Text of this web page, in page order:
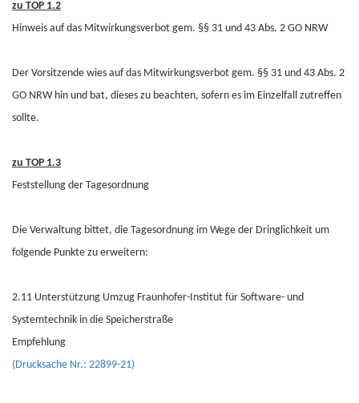
zu TOP 1.2
Hinweis auf das Mitwirkungsverbot gem. §§ 31 und 43 Abs. 2 GO NRW
Der Vorsitzende wies auf das Mitwirkungsverbot gem. §§ 31 und 43 Abs. 2
GO NRW hin und bat, dieses zu beachten, sofern es im Einzelfall zutreffen
sollte.
zu TOP 1.3
Feststellung der Tagesordnung
Die Verwaltung bittet, die Tagesordnung im Wege der Dringlichkeit um
folgende Punkte zu erweitern:
2.11 Unterstützung Umzug Fraunhofer-Institut für Software- und
Systemtechnik in die Speicherstraße
Empfehlung
(Drucksache Nr.: 22899-21)